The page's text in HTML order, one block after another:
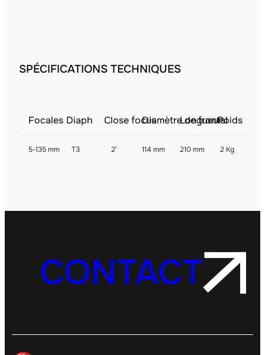
SPÉCIFICATIONS TECHNIQUES
Focales Diaph Close focusDiamètre de frontal
LongueurPoids
5-135 mm T3 2′ 114 mm 210 mm 2 Kg
CONTACT